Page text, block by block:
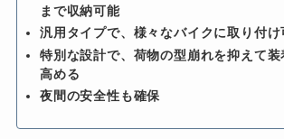
まで収納可能
汎用タイプで、様々なバイクに取り付け
特別な設計で、荷物の型崩れを抑えて装
高める
夜間の安全性も確保